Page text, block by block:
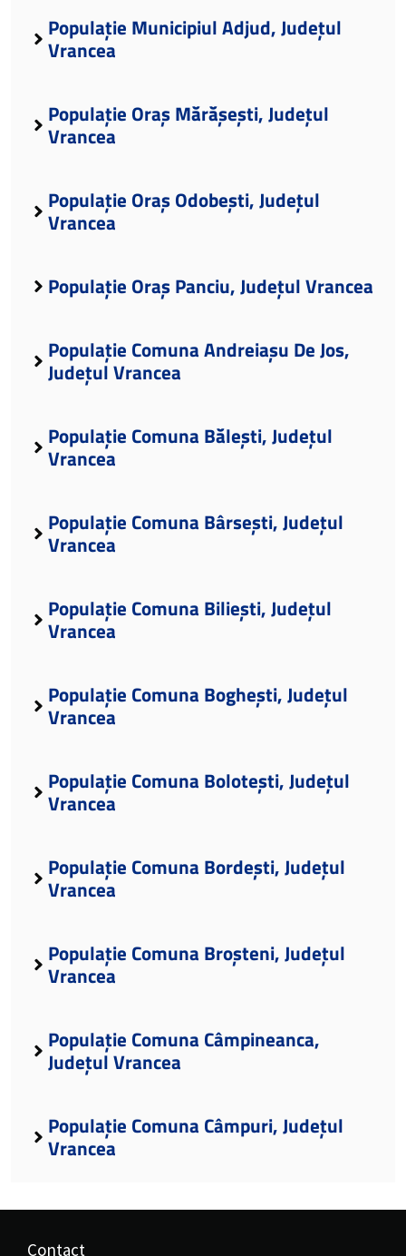
Populație Municipiul Adjud, Județul
Vrancea
Populație Oraș Mărășești, Județul
Vrancea
Populație Oraș Odobești, Județul
Vrancea
Populație Oraș Panciu, Județul Vrancea
Populație Comuna Andreiașu De Jos,
Județul Vrancea
Populație Comuna Bălești, Județul
Vrancea
Populație Comuna Bârsești, Județul
Vrancea
Populație Comuna Biliești, Județul
Vrancea
Populație Comuna Boghești, Județul
Vrancea
Populație Comuna Bolotești, Județul
Vrancea
Populație Comuna Bordești, Județul
Vrancea
Populație Comuna Broșteni, Județul
Vrancea
Populație Comuna Câmpineanca,
Județul Vrancea
Populație Comuna Câmpuri, Județul
Vrancea
Contact